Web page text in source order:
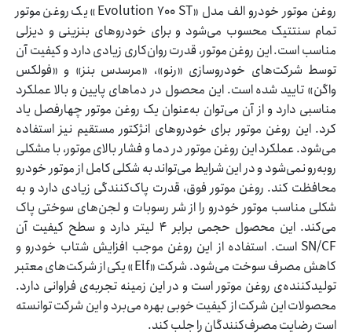
روغن موتور خودرو الف مدل «Evolution 700 ST» یک روغن موتور
تمام سنتتیک محسوب می‌شود و برای خودروهای بنزینی و دیزلی
مناسب است. این روغن موتور، قدرت روان‌کاری زیادی دارد و کیفیت آن
توسط شرکت‌های خودروسازی «رنو»، «مرسدس بنز» و «فولکس
واگن» تایید شده است. این محصول در دماهای پایین و بالا عملکرد
مناسبی دارد و از آن می‌توان به‌عنوان یک روغن موتور چهارفصل یاد
کرد. این روغن موتور برای خودروهای انژکتور مستقیم نیز استفاده
می‌شود. عملکرد این روغن موتور در دما و فشار بالای موتور، با مشکلی
روبه‌رو نمی‌شود و در این شرایط می‌تواند به شکلی کامل از موتور خودرو
محافظت کند. روغن موتور فوق، قدرت پاک‌کنندگی زیادی دارد و به
شکلی مناسب موتور خودرو را از شر رسوبات و لجن‌های سوختی پاک
می‌کند. این محصول حجمی برابر 4 لیتر دارد و سطح کیفیت آن
SN/CF است. استفاده از این روغن موجب افزایش شتاب خودرو و
کاهش مصرف سوخت می‌شود. شرکت «Elf» یکی از شرکت‌های معتبر
تولیدکننده‌ی روغن موتور است و در این زمینه تجربه‌ی فراوانی دارد.
محصولات این شرکت از کیفیت خوبی بهره می‌برد و این شرکت توانسته
است رضایت مصرف‌کنندگان را جلب کند.